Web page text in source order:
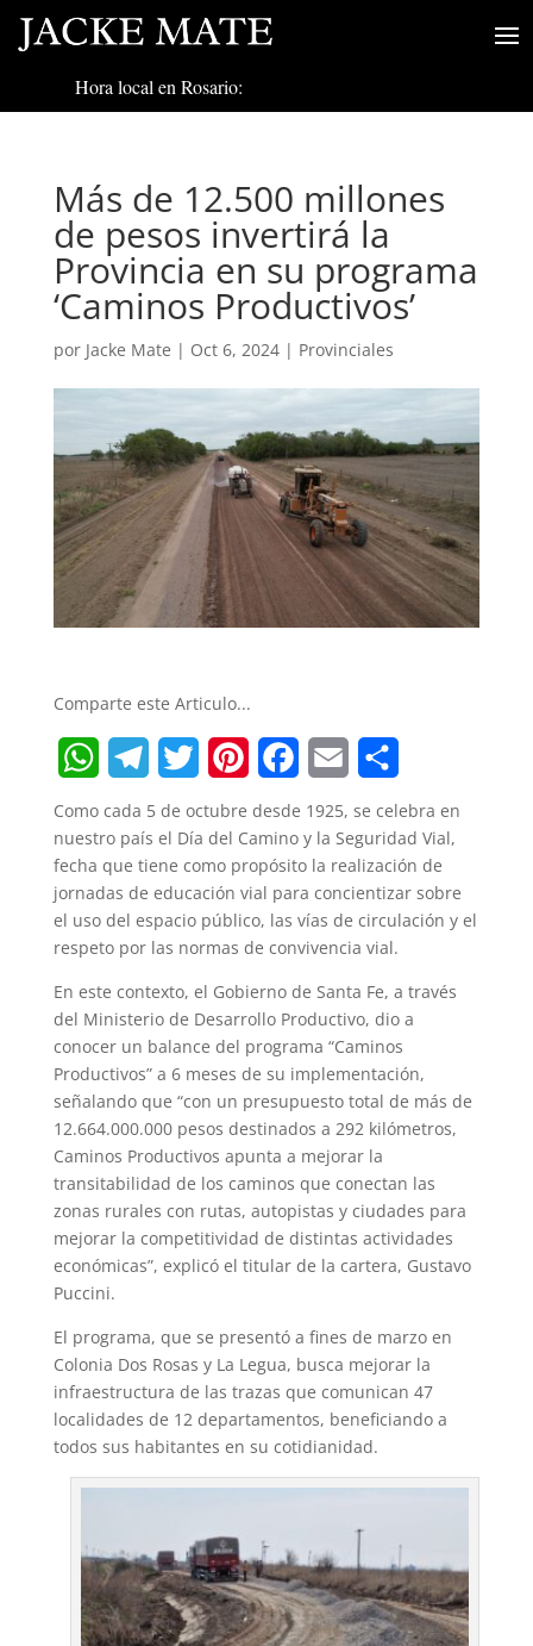
Hora local en Rosario:
Más de 12.500 millones
de pesos invertirá la
Provincia en su programa
‘Caminos Productivos’
por Jacke Mate | Oct 6, 2024| Provinciales
Comparte este Articulo...
h
a
t
s
A
p
p
e
l
e
g
r
a
m
T
w
i
t
t
e
r
i
n
t
e
r
e
s
t
F
a
c
e
b
o
o
k
m
a
i
l
h
a
r
e
Como cada 5 de octubre desde 1925, se celebra en
nuestro país el Día del Camino y la Seguridad Vial,
fecha que tiene como propósito la realización de
jornadas de educación vial para concientizar sobre
el uso del espacio público, las vías de circulación y el
respeto por las normas de convivencia vial.
En este contexto, el Gobierno de Santa Fe, a través
del Ministerio de Desarrollo Productivo, dio a
conocer un balance del programa “Caminos
Productivos” a 6 meses de su implementación,
señalando que “con un presupuesto total de más de
12.664.000.000 pesos destinados a 292 kilómetros,
Caminos Productivos apunta a mejorar la
transitabilidad de los caminos que conectan las
zonas rurales con rutas, autopistas y ciudades para
mejorar la competitividad de distintas actividades
económicas”, explicó el titular de la cartera, Gustavo
Puccini.
El programa, que se presentó a fines de marzo en
Colonia Dos Rosas y La Legua, busca mejorar la
infraestructura de las trazas que comunican 47
localidades de 12 departamentos, beneficiando a
todos sus habitantes en su cotidianidad.